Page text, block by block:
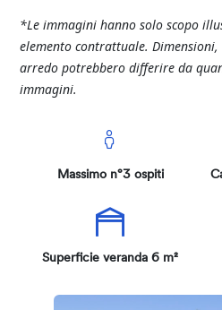
*Le immagini hanno solo scopo
elemento contrattuale.
arredo potrebbero differire da
immagini.
Massimo n°3 ospiti
Superficie veranda 6 m²